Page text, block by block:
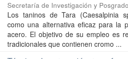
Secretaría de Investigación y Posgrado
Los taninos de Tara (Caesalpinia
como una alternativa eficaz para la
acero. El objetivo de su empleo es
tradicionales que contienen cromo ...